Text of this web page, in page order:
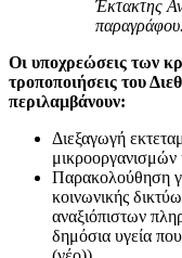
Έκτακτης
Οι υποχρεώσεις των
τροποποιήσεις του
περιλαμβάνουν:
Διεξαγωγή
Παρακολούθηση
κοινωνικής
αναξιόπιστων
δημόσια υγεία